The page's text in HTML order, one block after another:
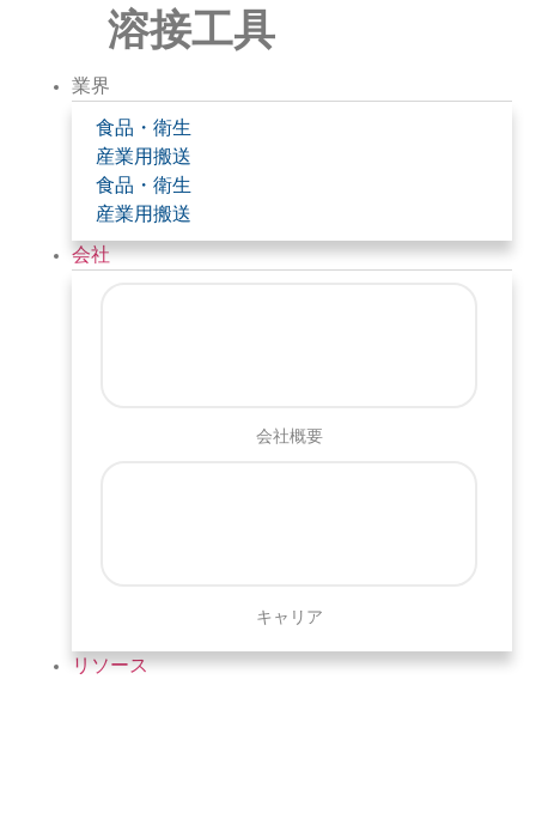
溶接工具
業界
食品・衛生
産業用搬送
食品・衛生
産業用搬送
会社
会社概要
キャリア
リソース